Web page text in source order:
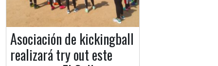
Asociación de kickingball
realizará try out este